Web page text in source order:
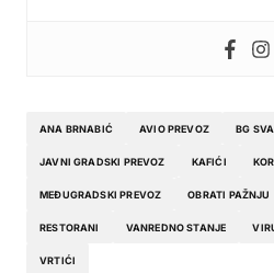
ANA BRNABIĆ AVIO PREVOZ BG
JAVNI GRADSKI PREVOZ KAFIĆI
MEĐUGRADSKI PREVOZ OBRATI PAŽNJU
RESTORANI VANREDNO STANJE
VRTIĆI